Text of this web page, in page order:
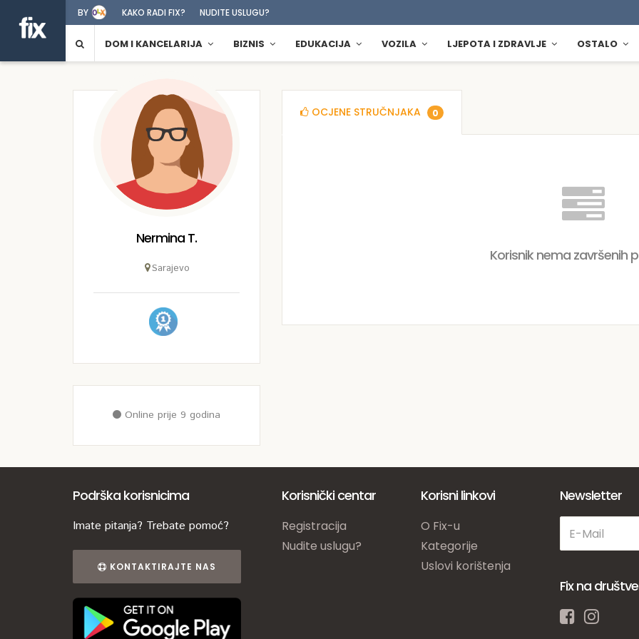
BY KAKO RADI FIX? NUDITE USLUGU?
DOM I KANCELARIJA BIZNIS EDUKACIJA VOZILA LJEPOTA I ZDRAVLJE OSTALO
Nermina T.
Sarajevo
Online prije 9 godina
OCJENE STRUČNJAKA 0
Korisnik nema završenih
Podrška korisnicima
Imate pitanja? Trebate pomoć?
KONTAKTIRAJTE NAS
Korisnički centar
Registracija
Nudite uslugu?
Korisni linkovi
O Fix-u
Kategorije
Uslovi korištenja
Newsletter
Fix na